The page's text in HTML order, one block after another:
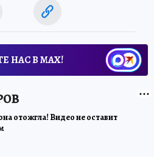
НАС В МАХ!
отожгла! Видео не оставит